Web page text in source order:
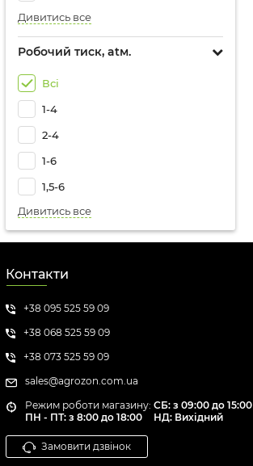
Дивитись все
Робочий тиск, atм.
Всі
1-4
2-4
1-6
1,5-6
Дивитись все
Контакти
+38 095 525 59 09
+38 068 525 59 09
+38 073 525 59 09
sales@agrozon.com.ua
Режим роботи магазину:
ПН - ПТ: з 8:00 до 18:00
СБ: з 09:00 до 15:00
НД: Вихідний
Замовити дзвінок